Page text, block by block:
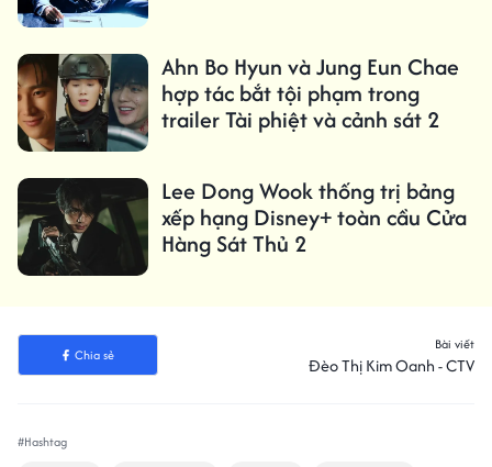
Ahn Bo Hyun và Jung Eun Chae
hợp tác bắt tội phạm trong
trailer Tài phiệt và cảnh sát 2
Lee Dong Wook thống trị bảng
xếp hạng Disney+ toàn cầu Cửa
Hàng Sát Thủ 2
Chia sẻ
Bài viết
Đèo Thị Kim Oanh - CTV
#Hashtag